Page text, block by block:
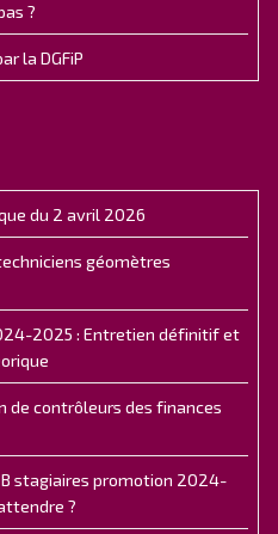
?
la DGFiP
du 2 avril 2026
géomètres
2025 : Entretien définitif et
de contrôleurs des finances
stagiaires promotion 2024-
?